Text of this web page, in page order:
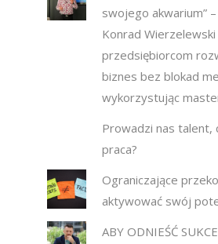
swojego akwarium”
Konrad
przedsiębiorcom
biznes bez blokad
wykorzystując
Prowadzi nas talent,
praca?
Ograniczające
aktywować swój
ABY ODNIEŚĆ